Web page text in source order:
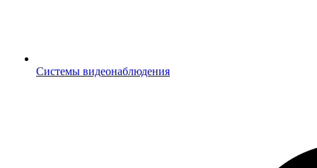
Системы видеонаблюдения